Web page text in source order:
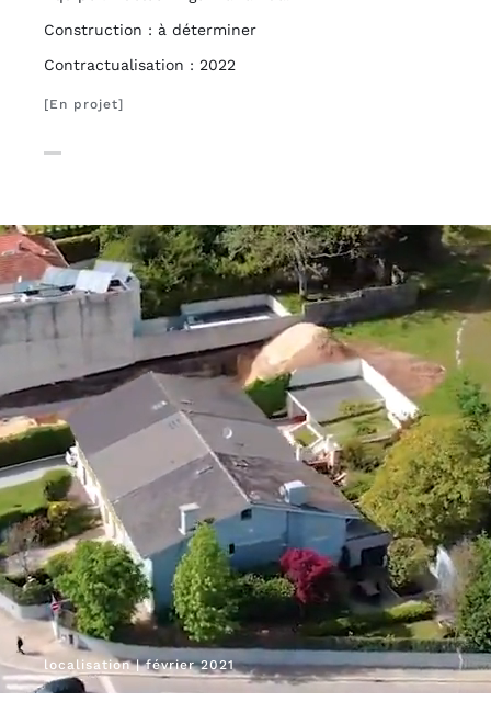
Construction : à déterminer
Contractualisation : 2022
[En projet]
localisation | février 2021